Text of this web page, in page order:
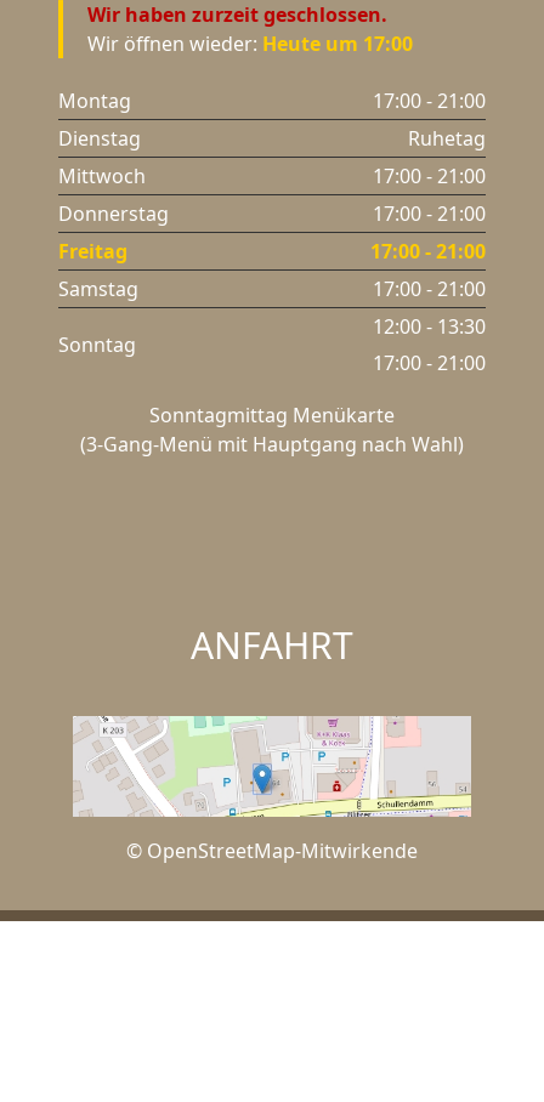
Wir haben zurzeit geschlossen.
Wir öffnen wieder: Heute um 17:00
Montag
17:00 - 21:00
Dienstag
Ruhetag
Mittwoch
17:00 - 21:00
Donnerstag
17:00 - 21:00
Freitag
17:00 - 21:00
Samstag
17:00 - 21:00
Sonntag
12:00 - 13:30
17:00 - 21:00
Sonntagmittag Menükarte
(3-Gang-Menü mit Hauptgang nach Wahl)
ANFAHRT
© OpenStreetMap-Mitwirkende